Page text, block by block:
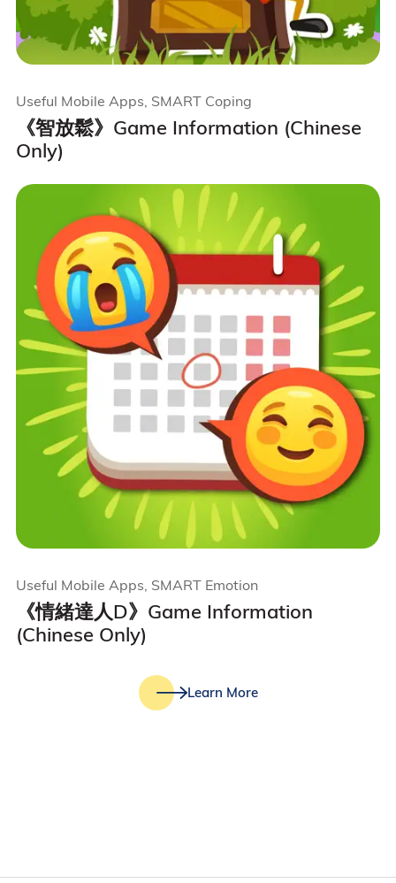
《智放鬆》Game Information (Chinese
Only)
Useful Mobile Apps, SMART Coping
《情緒達人D》Game Information
(Chinese Only)
Useful Mobile Apps, SMART Emotion
Learn More